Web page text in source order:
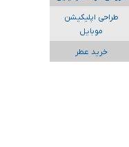
طراحی اپلیکیشن
موبایل
خرید عطر